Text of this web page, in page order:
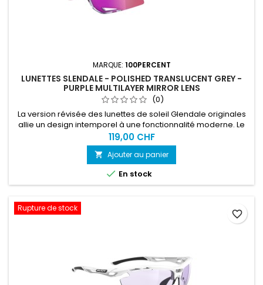
MARQUE: 100PERCENT
LUNETTES SLENDALE - POLISHED TRANSLUCENT GREY -
PURPLE MULTILAYER MIRROR LENS
(0)
La version révisée des lunettes de soleil Glendale originales
allie un design intemporel à une fonctionnalité moderne. Le
résultat est une paire de lunettes de soleil plus élégante et
plus légère, qui peut être portée confortablement au
quotidien tout en convaincant par son style. Le verre de
protection de la Slendale s'intègre parfaitement dans le
cadre...
119,00 CHF
 Ajouter au panier
 En stock
Rupture de stock
favorite_border